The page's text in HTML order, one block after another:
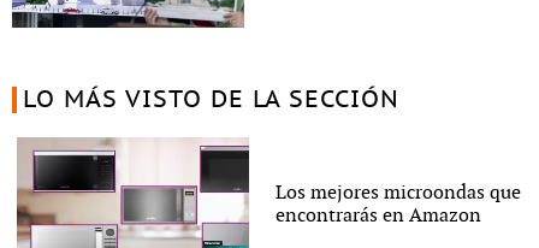
LO MÁS VISTO DE LA SECCIÓN
Los mejores microondas que
encontrarás en Amazon